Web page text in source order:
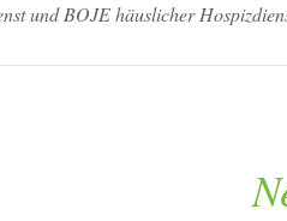
und BOJE häuslicher